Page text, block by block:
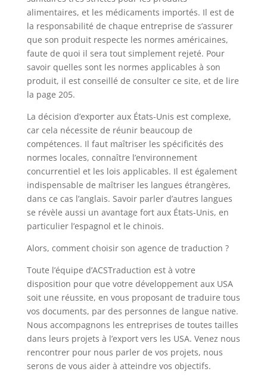
alimentaires, et les médicaments importés. Il est de
la responsabilité de chaque entreprise de s’assurer
que son produit respecte les normes américaines,
faute de quoi il sera tout simplement rejeté. Pour
savoir quelles sont les normes applicables à son
produit, il est conseillé de consulter ce site, et de lire
la page 205.
La décision d’exporter aux États-Unis est complexe,
car cela nécessite de réunir beaucoup de
compétences. Il faut maîtriser les spécificités des
normes locales, connaître l’environnement
concurrentiel et les lois applicables. Il est également
indispensable de maîtriser les langues étrangères,
dans ce cas l’anglais. Savoir parler d’autres langues
se révèle aussi un avantage fort aux États-Unis, en
particulier l’espagnol et le chinois.
Alors, comment choisir son agence de traduction ?
Toute l’équipe d’ACSTraduction est à votre
disposition pour que votre développement aux USA
soit une réussite, en vous proposant de traduire tous
vos documents, par des personnes de langue native.
Nous accompagnons les entreprises de toutes tailles
dans leurs projets à l’export vers les USA. Venez nous
rencontrer pour nous parler de vos projets, nous
serons de vous aider à atteindre vos objectifs.